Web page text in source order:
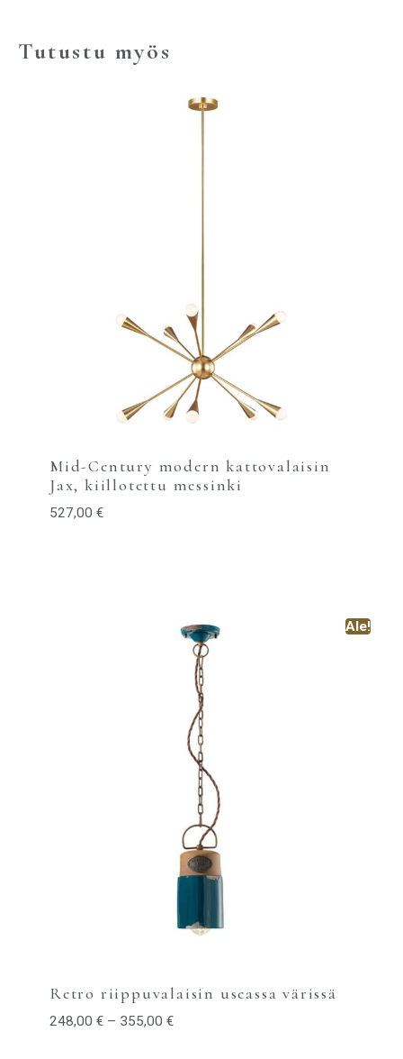
Tutustu myös
Mid-Century modern kattovalaisin
Jax, kiillotettu messinki
527,00 €
Ale!
Retro riippuvalaisin useassa värissä
248,00 € – 355,00 €